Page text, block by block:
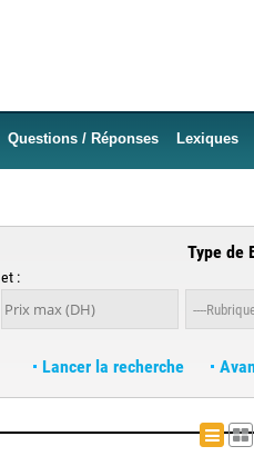
Questions / Réponses Lexiques
et :
Type de
Lancer la recherche
List